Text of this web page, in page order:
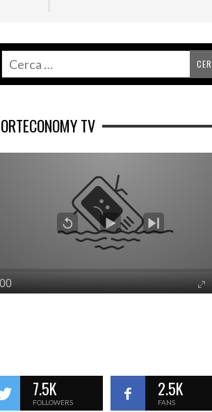
TV
7.5K
FOLLOWERS
2.5K
FANS